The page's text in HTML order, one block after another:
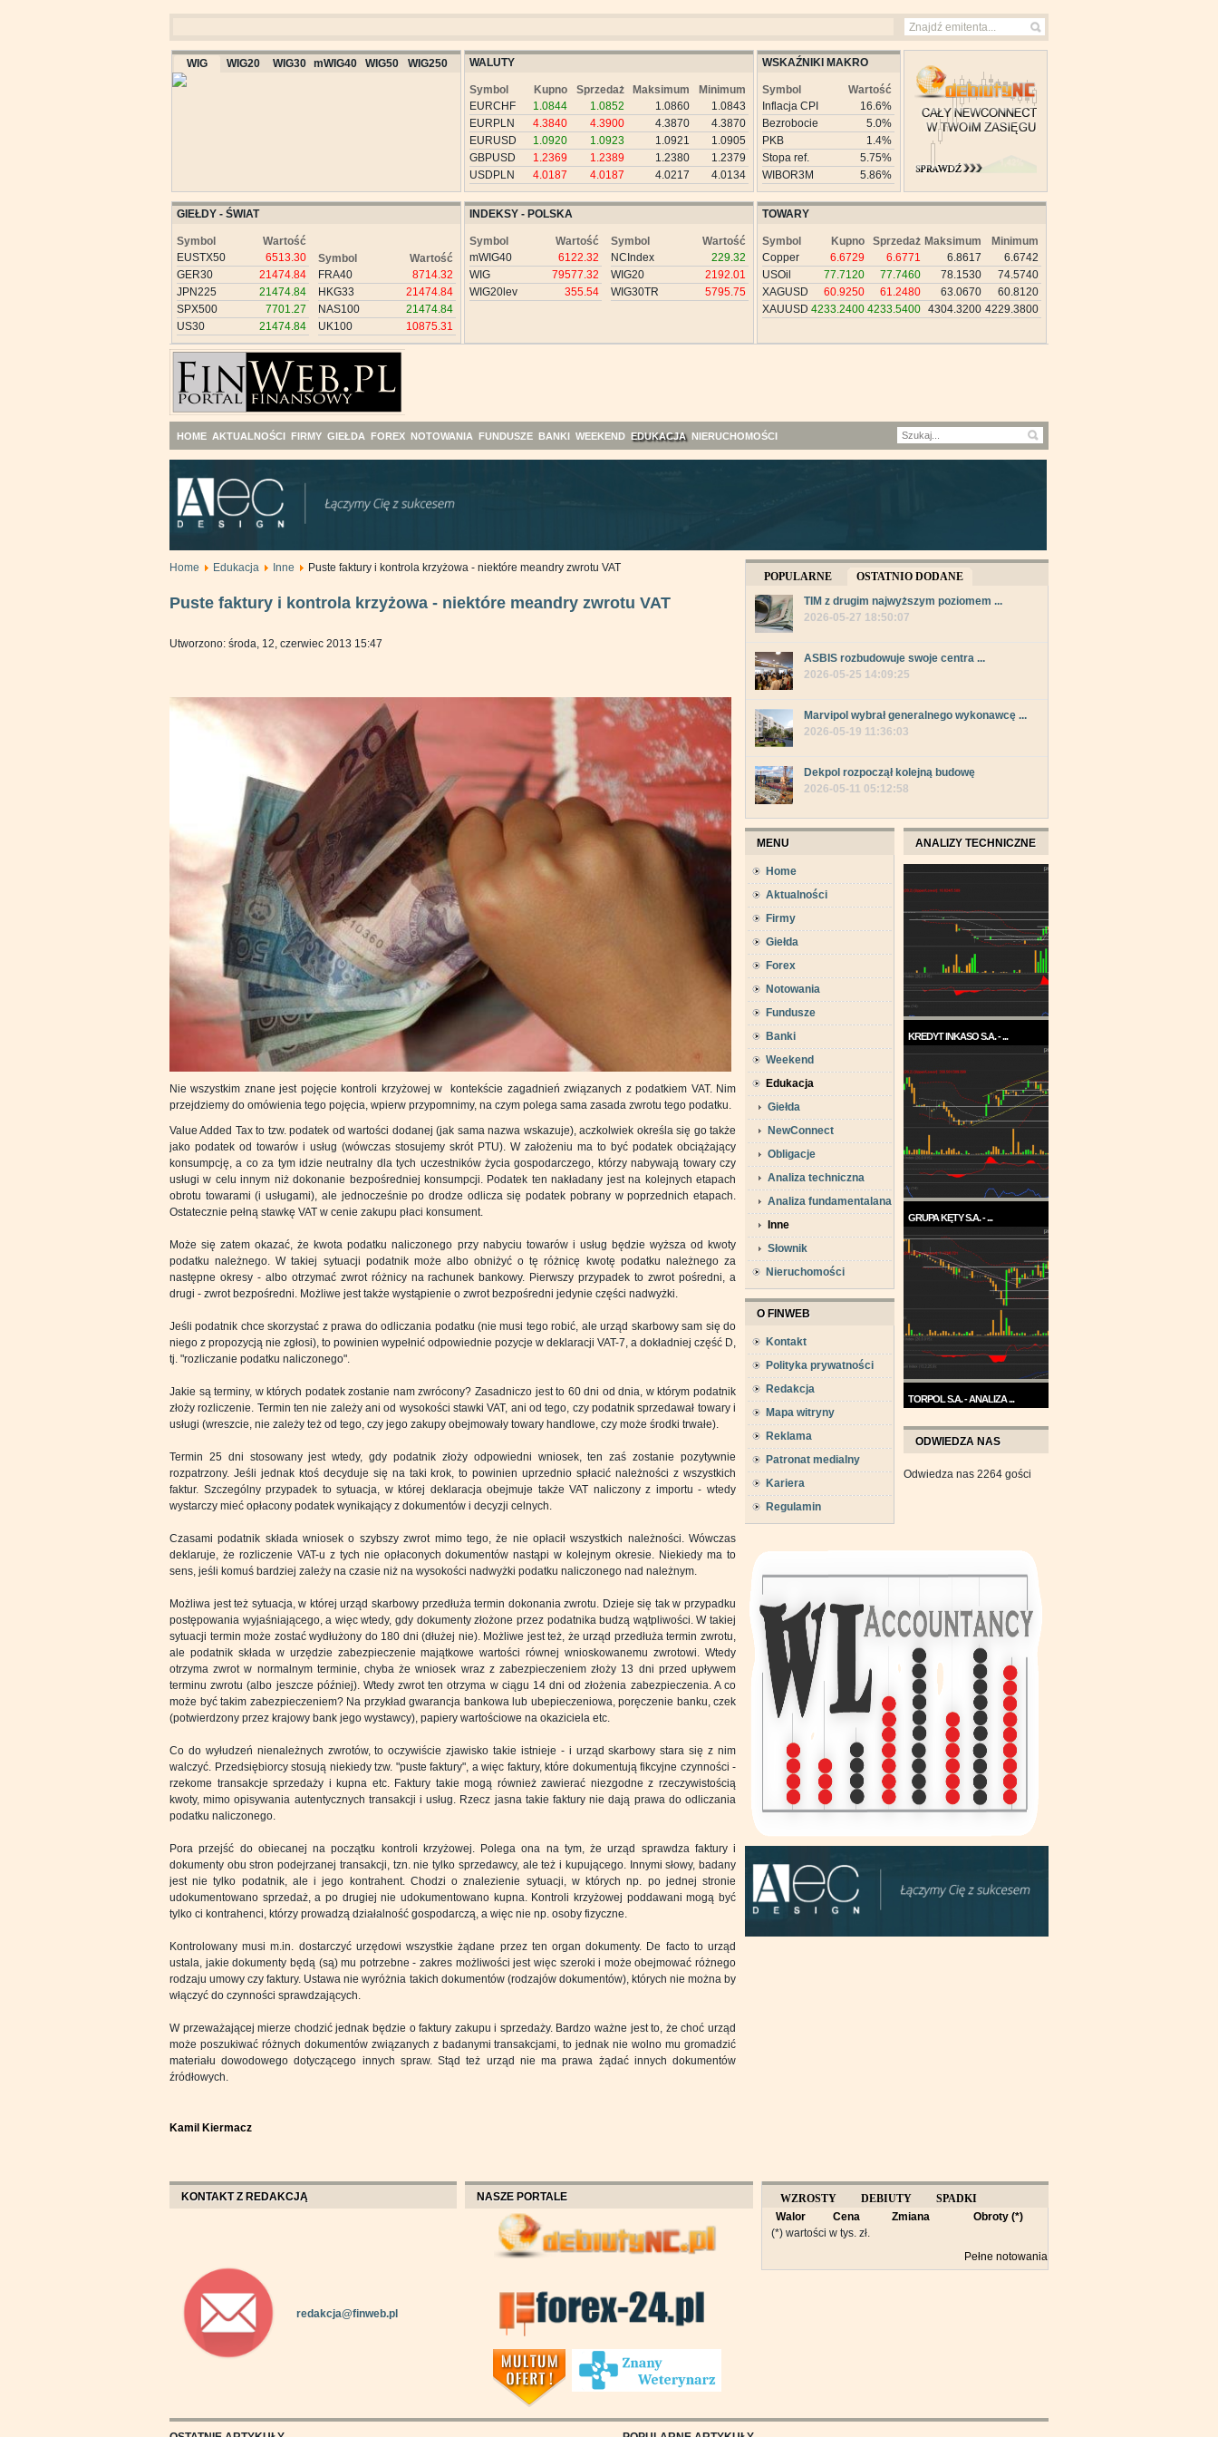
WIG WIG20 WIG30 mWIG40 WIG50 WIG250 WALUTY
Symbol Kupno Sprzedaż Maksimum
Minimum
EURCHF
1.0844 1.0852 1.0860
1.0843
EURPLN
4.3840 4.3900 4.3870
4.3870
EURUSD
1.0920 1.0923 1.0921
1.0905
GBPUSD
1.2369 1.2389 1.2380
1.2379
USDPLN
4.0187 4.0187 4.0217 4.0134
WSKAŹNIKI MAKRO
Symbol
Wartość
Inflacja CPI
16.6%
Bezrobocie
5.0%
PKB
1.4%
Stopa ref.
5.75%
WIBOR3M
5.86%
GIEŁDY - ŚWIAT
Symbol
Wartość
EUSTX50
6513.30
GER30
21474.84
JPN225
21474.84
SPX500
7701.27
US30
21474.84
Symbol
Wartość
FRA40
8714.32
HKG33
21474.84
NAS100
21474.84
UK100
10875.31
INDEKSY - POLSKA
Symbol
Wartość
mWIG40
6122.32
WIG
79577.32
WIG20lev
355.54
Symbol
Wartość
NCIndex
229.32
WIG20
2192.01
WIG30TR
5795.75
TOWARY
Symbol Kupno Sprzedaż Maksimum
Minimum
Copper
6.6729 6.6771 6.8617
6.6742
USOil
77.7120 77.7460 78.1530
74.5740
XAGUSD
60.9250 61.2480 63.0670
60.8120
XAUUSD 4233.2400 4233.5400 4304.3200 4229.3800
HOME AKTUALNOŚCI FIRMY GIEŁDA FOREX NOTOWANIA FUNDUSZE BANKI WEEKEND EDUKACJA NIERUCHOMOŚCI
Home Edukacja Inne Puste faktury i kontrola krzyżowa - niektóre meandry zwrotu VAT
Puste faktury i kontrola krzyżowa - niektóre meandry zwrotu VAT
Utworzono: środa, 12, czerwiec 2013 15:47
Nie wszystkim znane jest pojęcie kontroli krzyżowej w kontekście zagadnień związanych z podatkiem VAT. Nim
przejdziemy do omówienia tego pojęcia, wpierw przypomnimy, na czym polega sama zasada zwrotu tego podatku.
Value Added Tax to tzw. podatek od wartości dodanej (jak sama nazwa wskazuje), aczkolwiek określa się go także
jako podatek od towarów i usług (wówczas stosujemy skrót PTU). W założeniu ma to być podatek obciążający
konsumpcję, a co za tym idzie neutralny dla tych uczestników życia gospodarczego, którzy nabywają towary czy
usługi w celu innym niż dokonanie bezpośredniej konsumpcji. Podatek ten nakładany jest na kolejnych etapach
obrotu towarami (i usługami), ale jednocześnie po drodze odlicza się podatek pobrany w poprzednich etapach.
Ostatecznie pełną stawkę VAT w cenie zakupu płaci konsument.
Może się zatem okazać, że kwota podatku naliczonego przy nabyciu towarów i usług będzie wyższa od kwoty
podatku należnego. W takiej sytuacji podatnik może albo obniżyć o tę różnicę kwotę podatku należnego za
następne okresy - albo otrzymać zwrot różnicy na rachunek bankowy. Pierwszy przypadek to zwrot pośredni, a
drugi - zwrot bezpośredni. Możliwe jest także wystąpienie o zwrot bezpośredni jedynie części nadwyżki.
Jeśli podatnik chce skorzystać z prawa do odliczania podatku (nie musi tego robić, ale urząd skarbowy sam się do
niego z propozycją nie zgłosi), to powinien wypełnić odpowiednie pozycje w deklaracji VAT-7, a dokładniej część D,
tj. "rozliczanie podatku naliczonego".
Jakie są terminy, w których podatek zostanie nam zwrócony? Zasadniczo jest to 60 dni od dnia, w którym podatnik
złoży rozliczenie. Termin ten nie zależy ani od wysokości stawki VAT, ani od tego, czy podatnik sprzedawał towary i
usługi (wreszcie, nie zależy też od tego, czy jego zakupy obejmowały towary handlowe, czy może środki trwałe).
Termin 25 dni stosowany jest wtedy, gdy podatnik złoży odpowiedni wniosek, ten zaś zostanie pozytywnie
rozpatrzony. Jeśli jednak ktoś decyduje się na taki krok, to powinien uprzednio spłacić należności z wszystkich
faktur. Szczególny przypadek to sytuacja, w której deklaracja obejmuje także VAT naliczony z importu - wtedy
wystarczy mieć opłacony podatek wynikający z dokumentów i decyzji celnych.
Czasami podatnik składa wniosek o szybszy zwrot mimo tego, że nie opłacił wszystkich należności. Wówczas
deklaruje, że rozliczenie VAT-u z tych nie opłaconych dokumentów nastąpi w kolejnym okresie. Niekiedy ma to
sens, jeśli komuś bardziej zależy na czasie niż na wysokości nadwyżki podatku naliczonego nad należnym.
Możliwa jest też sytuacja, w której urząd skarbowy przedłuża termin dokonania zwrotu. Dzieje się tak w przypadku
postępowania wyjaśniającego, a więc wtedy, gdy dokumenty złożone przez podatnika budzą wątpliwości. W takiej
sytuacji termin może zostać wydłużony do 180 dni (dłużej nie). Możliwe jest też, że urząd przedłuża termin zwrotu,
ale podatnik składa w urzędzie zabezpieczenie majątkowe wartości równej wnioskowanemu zwrotowi. Wtedy
otrzyma zwrot w normalnym terminie, chyba że wniosek wraz z zabezpieczeniem złoży 13 dni przed upływem
terminu zwrotu (albo jeszcze później). Wtedy zwrot ten otrzyma w ciągu 14 dni od złożenia zabezpieczenia. A co
może być takim zabezpieczeniem? Na przykład gwarancja bankowa lub ubepieczeniowa, poręczenie banku, czek
(potwierdzony przez krajowy bank jego wystawcy), papiery wartościowe na okaziciela etc.
Co do wyłudzeń nienależnych zwrotów, to oczywiście zjawisko takie istnieje - i urząd skarbowy stara się z nim
walczyć. Przedsiębiorcy stosują niekiedy tzw. "puste faktury", a więc faktury, które dokumentują fikcyjne czynności -
rzekome transakcje sprzedaży i kupna etc. Faktury takie mogą również zawierać niezgodne z rzeczywistością
kwoty, mimo opisywania autentycznych transakcji i usług. Rzecz jasna takie faktury nie dają prawa do odliczania
podatku naliczonego.
Pora przejść do obiecanej na początku kontroli krzyżowej. Polega ona na tym, że urząd sprawdza faktury i
dokumenty obu stron podejrzanej transakcji, tzn. nie tylko sprzedawcy, ale też i kupującego. Innymi słowy, badany
jest nie tylko podatnik, ale i jego kontrahent. Chodzi o znalezienie sytuacji, w których np. po jednej stronie
udokumentowano sprzedaż, a po drugiej nie udokumentowano kupna. Kontroli krzyżowej poddawani mogą być
tylko ci kontrahenci, którzy prowadzą działalność gospodarczą, a więc nie np. osoby fizyczne.
Kontrolowany musi m.in. dostarczyć urzędowi wszystkie żądane przez ten organ dokumenty. De facto to urząd
ustala, jakie dokumenty będą (są) mu potrzebne - zakres możliwości jest więc szeroki i może obejmować różnego
rodzaju umowy czy faktury. Ustawa nie wyróżnia takich dokumentów (rodzajów dokumentów), których nie można by
włączyć do czynności sprawdzających.
W przeważającej mierze chodzić jednak będzie o faktury zakupu i sprzedaży. Bardzo ważne jest to, że choć urząd
może poszukiwać różnych dokumentów związanych z badanymi transakcjami, to jednak nie wolno mu gromadzić
materiału dowodowego dotyczącego innych spraw. Stąd też urząd nie ma prawa żądać innych dokumentów
źródłowych.
Kamil Kiermacz
POPULARNE
OSTATNIO DODANE
TIM z drugim najwyższym poziomem ...
2026-05-27 18:50:07
ASBIS rozbudowuje swoje centra ...
2026-05-25 14:09:25
Marvipol wybrał generalnego wykonawcę ...
2026-05-19 11:36:03
Dekpol rozpoczął kolejną budowę
2026-05-11 05:12:58
MENU
Home
Aktualności
Firmy
Giełda
Forex
Notowania
Fundusze
Banki
Weekend
Edukacja
Giełda
NewConnect
Obligacje
Analiza techniczna
Analiza fundamentalana
Inne
Słownik
Nieruchomości
O FINWEB
Kontakt
Polityka prywatności
Redakcja
Mapa witryny
Reklama
Patronat medialny
Kariera
Regulamin
ANALIZY TECHNICZNE
KREDYT INKASO S.A. - ...
każdym razie w ...
GRUPA KĘTY S.A. - ...
Trend na wykresie Grupy Kęty
jest wzrostowy. ...
TORPOL S.A. - ANALIZA ...
września wykres Torpolu ...
ODWIEDZA NAS
Odwiedza nas 2264 gości
KONTAKT Z REDAKCJĄ
redakcja@finweb.pl
NASZE PORTALE WZROSTY DEBIUTY
SPADKI
OBROTY
Walor Cena Zmiana
Obroty (*)
(*) wartości w tys. zł.
Pełne notowania